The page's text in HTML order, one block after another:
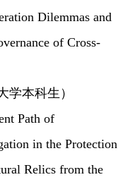
Dilemmas and
of Cross-
本科生）
Path of
in the Protection
Relics from the